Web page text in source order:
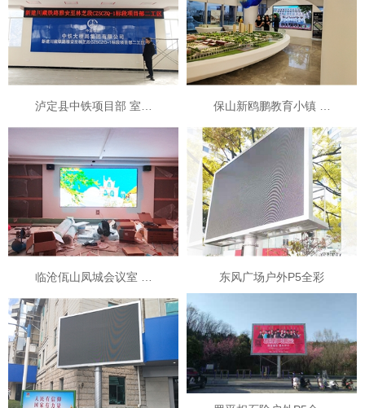
泸定县中铁项目部 室… 保山新鸥鹏教育小镇 …
临沧佤山凤城会议室 … 东风广场户外P5全彩